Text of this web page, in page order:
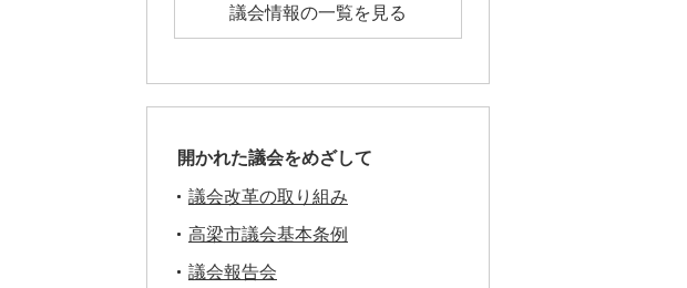
議会情報の一覧を見る
開かれた議会をめざして
議会改革の取り組み
高梁市議会基本条例
議会報告会